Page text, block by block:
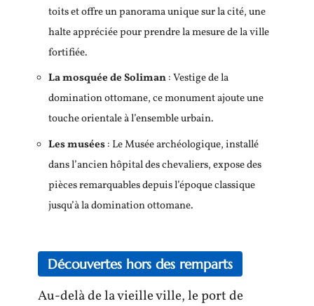
toits et offre un panorama unique sur la cité, une
halte appréciée pour prendre la mesure de la ville
fortifiée.
La mosquée de Soliman: Vestige de la
domination ottomane, ce monument ajoute une
touche orientale à l’ensemble urbain.
Les musées: Le Musée archéologique, installé
dans l’ancien hôpital des chevaliers, expose des
pièces remarquables depuis l’époque classique
jusqu’à la domination ottomane.
Découvertes hors des remparts
Au-delà de la vieille ville, le port de